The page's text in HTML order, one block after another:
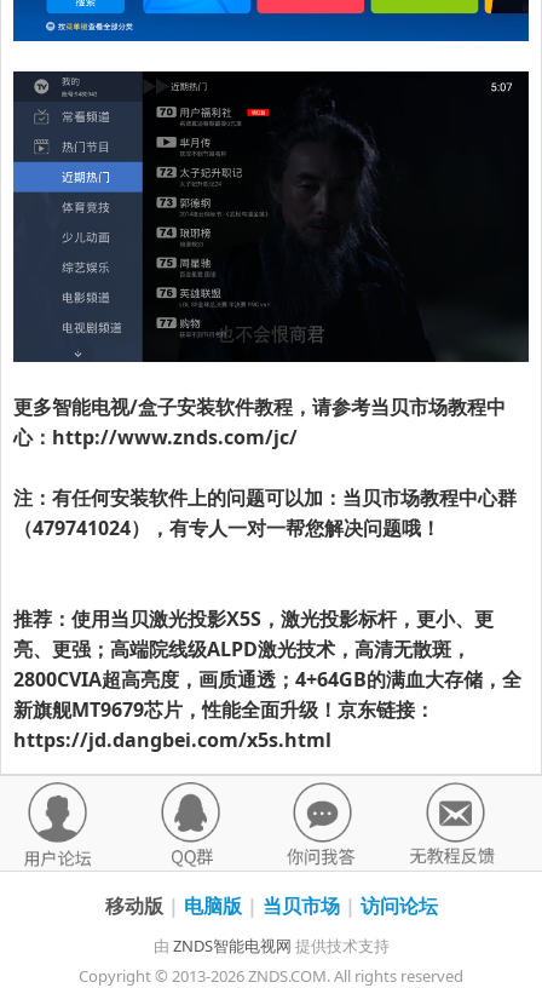
更多智能电视/盒子安装软件教程，请参考当贝市场教程中
心： http://www.znds.com/jc/
注：有任何安装软件上的问题可以加： 当贝市场教程中心群
（479741024），有专人一对一帮您解决问题哦！
推荐：使用当贝激光投影X5S，激光投影标杆，更小、更
亮、更强；高端院线级ALPD激光技术，高清无散斑，
2800CVIA超高亮度，画质通透；4+64GB的满血大存储，全
新旗舰MT9679芯片，性能全面升级！京东链接：
https://jd.dangbei.com/x5s.html
移动版 | 电脑版 | 当贝市场 | 访问论坛
由 ZNDS智能电视网 提供技术支持
Copyright © 2013-2026 ZNDS.COM. All rights reserved